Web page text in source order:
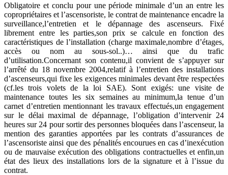
Obligatoire et conclu pour une période minimale d’un an entre les
copropriétaires et l’ascensoriste, le contrat de maintenance encadre la
surveillance,l’entretien et le dépannage des ascenseurs. Fixé
librement entre les parties,son prix se calcule en fonction des
caractéristiques de l’installation (charge maximale,nombre d’étages,
accès ou nom au sous-sol..)… ainsi que du trafic
d’utilisation.Concernant son contenu,il convient de s’appuyer sur
l’arrêté du 18 novembre 2004,relatif à l’entretien des installations
d’ascenseurs,qui fixe les exigences minimales devant être respectées
(cf.les trois volets de la loi SAE). Sont exigés: une visite de
maintenance toutes les six semaines au minimum,la tenue d’un
carnet d’entretien mentionnant les travaux effectués,un engagement
sur le délai maximal de dépannage, l’obligation d’intervenir 24
heures sur 24 pour sortir des personnes bloquées dans l’ascenseur, la
mention des garanties apportées par les contrats d’assurances de
l’ascensoriste ainsi que des pénalités encourues en cas d’inexécution
ou de mauvaise exécution des obligations contractuelles et enfin,un
état des lieux des installations lors de la signature et à l’issue du
contrat.